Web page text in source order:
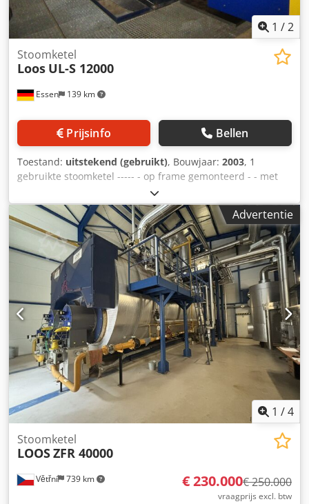
1 /2
Essen 139 km
Stoomketel
Loos UL-S 12000
Prijsinfo Bellen
Toestand: uitstekend (gebruikt), Bouwjaar: 2003, 1
gebruikte stoomketel ----- - op frame gemonteerd - - met
geïntegreerde economizer Fabrikant: LOOS Dcodpfx
Ahszcvkce Ijk Type: UL-S Verwarmd oppervlak ca.: 240 m²
Capaciteit: 12.000 kg/u Max. toelaatbare bedrijfsdruk: 10
bar Waterinhoud bij NW ca.: 14,40 m³ Bouwjaar: 2003 CE-
markering: CE0036 Uitgerust met Saacke combi-brander
voor olie en gas, economizer, voedingswaterpomp,
schakelkast en de aanwezige grove en fijne appendages.
Advertentie
1 /4
Větřní 739 km
Stoomketel
LOOSZFR 40000
€ 230.000€ 250.000
vraagprijs excl. btw